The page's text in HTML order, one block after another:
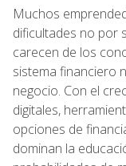
Muchos
dificultades no por
carecen de los
sistema financiero
negocio. Con el
digitales,
opciones de
dominan la